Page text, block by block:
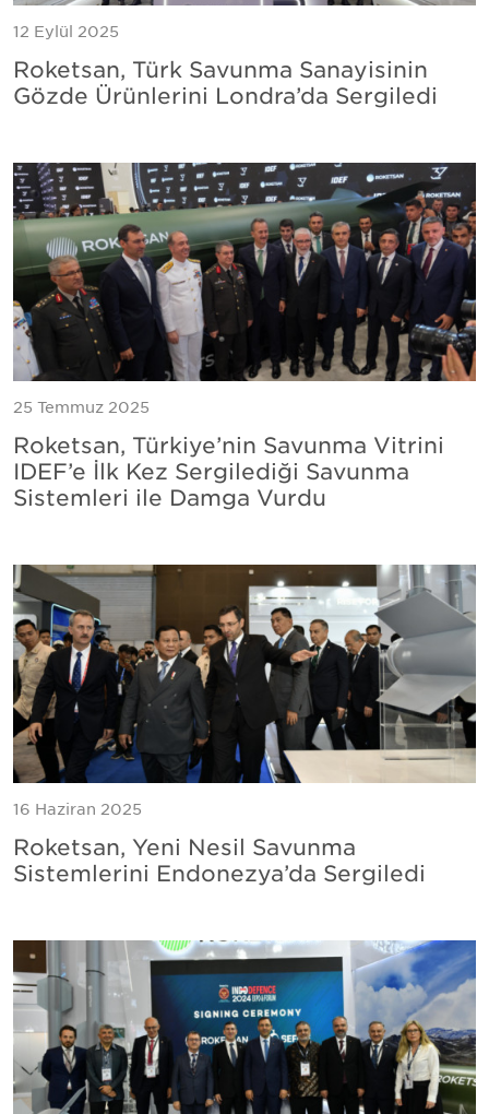
12 Eylül 2025
Roketsan, Türk Savunma Sanayisinin
Gözde Ürünlerini Londra’da Sergiledi
25 Temmuz 2025
Roketsan, Türkiye’nin Savunma Vitrini
IDEF’e İlk Kez Sergilediği Savunma
Sistemleri ile Damga Vurdu
16 Haziran 2025
Roketsan, Yeni Nesil Savunma
Sistemlerini Endonezya’da Sergiledi